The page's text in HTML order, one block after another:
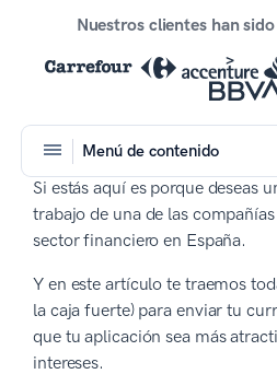
Nuestros clientes han
Menú de contenido
Si estás aquí es porque deseas
trabajo de una de las
sector financiero en España.
Y en este artículo te traemos
la caja fuerte) para enviar tu
que tu aplicación sea más
intereses.